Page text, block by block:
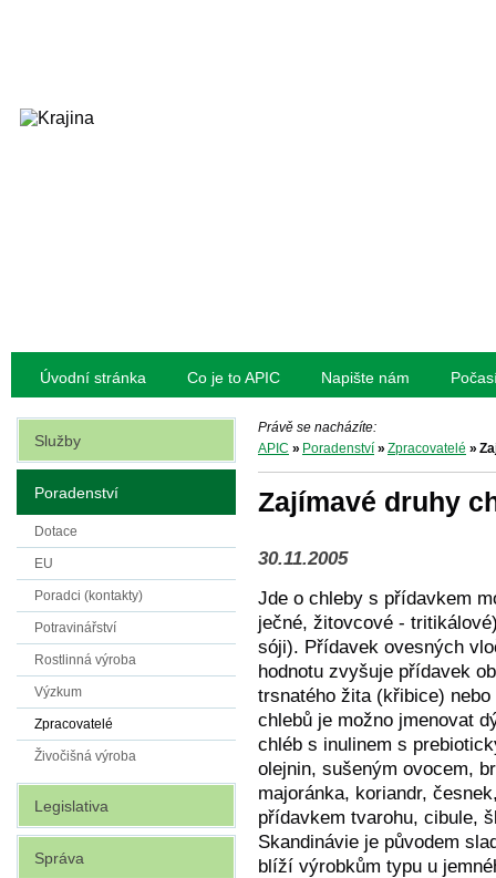
Úvodní stránka Co je to APIC Napište nám
Právě se nacházíte:
APIC » Poradenství » Zpracovatelé »
Zajímavé druhy
30.11.2005
Jde o chleby s přídavkem
ječné, žitovcové -
sóji). Přídavek ovesných
hodnotu zvyšuje přídavek
trsnatého žita (křibice)
chlebů je možno jmenovat
chléb s inulinem s
olejnin, sušeným ovocem,
majoránka, koriandr,
přídavkem tvarohu, cibule,
Skandinávie je původem
blíží výrobkům typu u
Služby
Poradenství
Dotace
EU
Poradci (kontakty)
Potravinářství
Rostlinná výroba
Výzkum
Zpracovatelé
Živočišná výroba
Legislativa
Správa